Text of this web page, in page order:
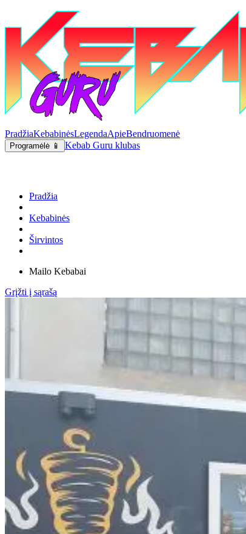
PradžiaKebabinėsLegendaApieBendruomenė
Programėlė 📱 Kebab Guru klubas
Pradžia
Kebabinės
Širvintos
Mailo Kebabai
Grįžti į sąrašą